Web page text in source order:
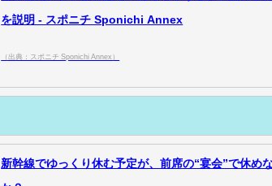
を説明 - スポニチ Sponichi Annex
（出典：スポニチ Sponichi Annex）
新幹線でゆっくり休む予定が、前席の“宴会”で休